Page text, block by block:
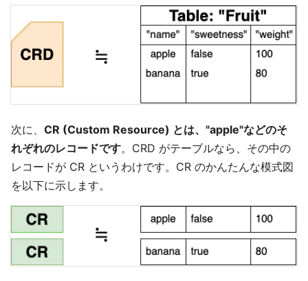
次に、 CR (Custom Resource) とは、"apple"などのそ
れぞれのレコードです。CRD がテーブルなら、その中の
レコードが CR というわけです。CR のかんたんな模式図
を以下に示します。